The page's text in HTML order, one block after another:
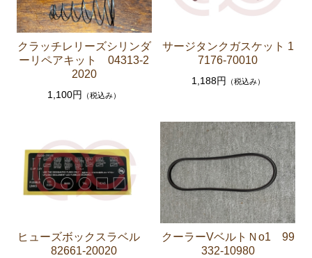
エンジンパーツ 1JZ-GTE JZA70
エンジンパーツ 1G-GTEU GA70 GA70H
エンジンパーツ 1G-GEU GA70
ブレーキパーツ（マスターシリンダー リペアキッ
ト ホース など）
クラッチパーツ（マスターシリンダー クラッチレリ
ーズシリンダー オーバーホールキット など）
燃料パーツ（ポンプ フィルター ダンパー センダ
スープラ JZA80
クラッチレリーズシリンダ
ーリペアキット 04313-2
2020
1,100円 （税込み）
サージタンクガスケット 1
7176-70010
1,188円 （税込み）
ヒューズボックスラベル
82661-20020
クーラーVベルトＮo1 99
332-10980